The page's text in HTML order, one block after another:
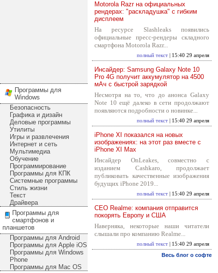
Программы для
Windows
Безопасность
Графика и дизайн
Деловые программы
Утилиты
Игры и развлечения
Интернет и сеть
Мультимедиа
Обучение
Программирование
Программы для КПК
Системные программы
Стиль жизни
Текст
Драйвера
Программы для
смартфонов и
планшетов
Программы для Android
Программы для Apple iOS
Программы для Windows
Phone
Программы для Mac OS
Motorola Razr на официальных
рендерах: "раскладушка" с гибким
дисплеем
На ресурсе Slashleaks появились
официальные пресс-рендеры складного
смартфона Motorola Razr...
полный текст | 15:40 29 апреля
Инсайдер: Samsung Galaxy Note 10
Pro 4G получит аккумулятор на 4500
мАч с быстрой зарядкой
Несмотря на то, что до анонса Galaxy
Note 10 ещё далеко в сети продолжают
появляются подробности о новинке...
полный текст | 15:40 29 апреля
iPhone XI показался на новых
изображениях: на этот раз вместе с
iPhone XI Max
Инсайдер OnLeakes, совместно с
изданием Cashkaro, продолжает
публиковать качественные изображения
будущих iPhone 2019...
полный текст | 15:40 29 апреля
CEO Realme: компания отправится
покорять Европу и США
Наверняка, некоторые наши читатели
слышали про компанию Realme...
полный текст | 15:40 29 апреля
Весь блог о софте